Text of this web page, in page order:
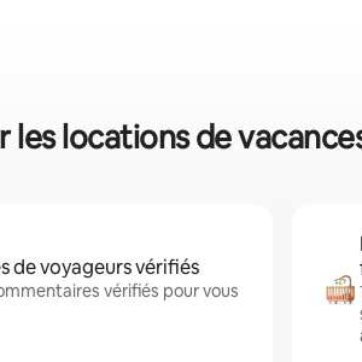
les locations de
de voyageurs vérifiés
vérifiés pour vous